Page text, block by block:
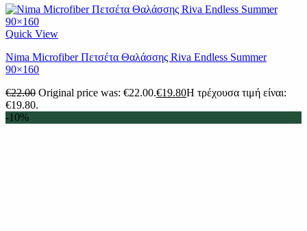
Quick View
Nima Microfiber Πετσέτα Θαλάσσης Riva Endless Summer
90×160
€22.00 Original price was: €22.00.€19.80Η τρέχουσα τιμή είναι:
€19.80.
-10%